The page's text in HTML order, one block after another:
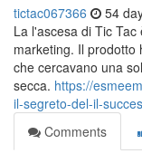
tictac067366 54
La l'ascesa di Tic
marketing. Il prodotto
che cercavano una
secca. https://
il-segreto-del-il-
Comments